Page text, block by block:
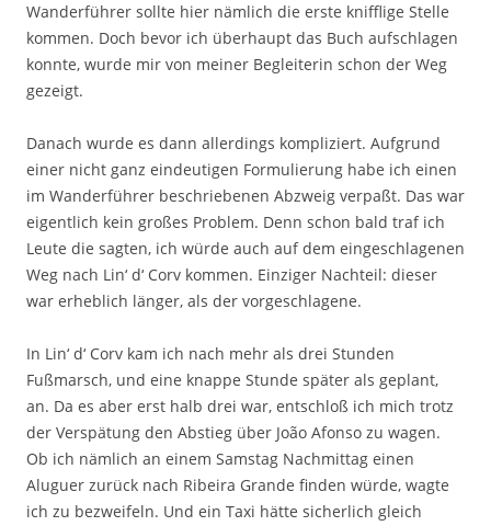
Wanderführer sollte hier nämlich die erste knifflige Stelle
kommen. Doch bevor ich überhaupt das Buch aufschlagen
konnte, wurde mir von meiner Begleiterin schon der Weg
gezeigt.
Danach wurde es dann allerdings kompliziert. Aufgrund
einer nicht ganz eindeutigen Formulierung habe ich einen
im Wanderführer beschriebenen Abzweig verpaßt. Das war
eigentlich kein großes Problem. Denn schon bald traf ich
Leute die sagten, ich würde auch auf dem eingeschlagenen
Weg nach Lin‘ d‘ Corv kommen. Einziger Nachteil: dieser
war erheblich länger, als der vorgeschlagene.
In Lin‘ d‘ Corv kam ich nach mehr als drei Stunden
Fußmarsch, und eine knappe Stunde später als geplant,
an. Da es aber erst halb drei war, entschloß ich mich trotz
der Verspätung den Abstieg über João Afonso zu wagen.
Ob ich nämlich an einem Samstag Nachmittag einen
Aluguer zurück nach Ribeira Grande finden würde, wagte
ich zu bezweifeln. Und ein Taxi hätte sicherlich gleich